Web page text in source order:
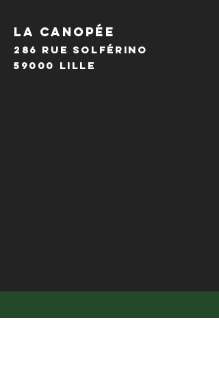
LA CANOPÉE
286 Rue Solférino
59000 Lille